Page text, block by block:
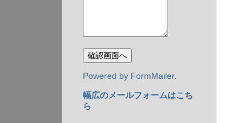
Powered by FormMailer.
幅広のメールフォームはこち
ら